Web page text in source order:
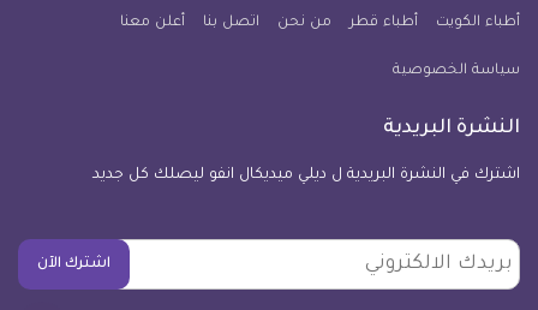
للآيفون
أطباء الكويت أطباء قطر من نحن اتصل بنا أعلن معنا
سياسة الخصوصية
النشرة البريدية
اشترك في النشرة البريدية ل ديلي ميديكال انفو ليصلك كل جديد
بريدك
الالكتروني
اشترك الآن